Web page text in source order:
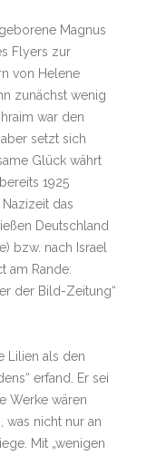
Magnus
Flyers zur
von Helene
zunächst wenig
war den
setzt sich
Glück währt
1925
das
Deutschland
bzw. nach Israel
am Rande:
der Bild-Zeitung“
Lilien als den
erfand. Er sei
Werke wären
was nicht nur an
Mit „wenigen